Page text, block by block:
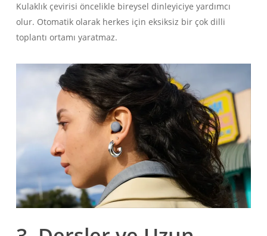
Kulaklık çevirisi öncelikle bireysel dinleyiciye yardımcı
olur. Otomatik olarak herkes için eksiksiz bir çok dilli
toplantı ortamı yaratmaz.